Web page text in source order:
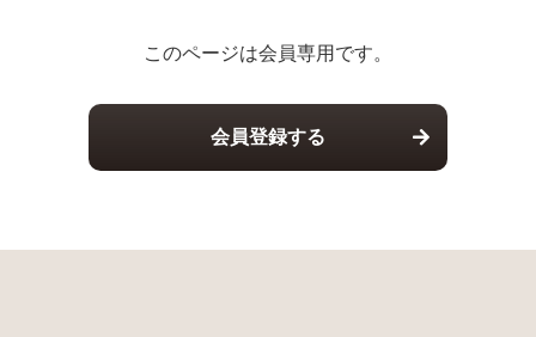
このページは会員専用です。
会員登録する